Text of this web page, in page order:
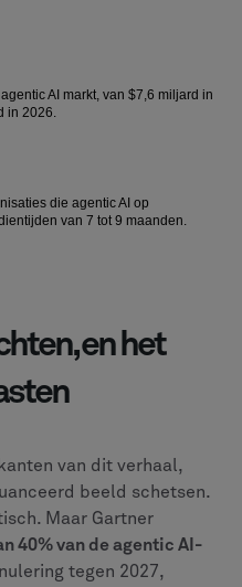
AI markt, van $7,6 miljard in
in 2026.
die agentic AI op
van 7 tot 9 maanden.
en het
van dit verhaal,
beeld schetsen.
Maar Gartner
40% van de agentic AI-
tegen 2027,